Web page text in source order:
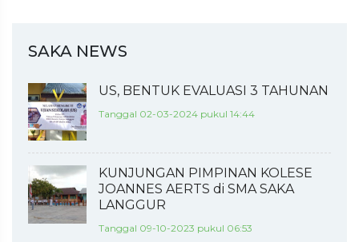
SAKA NEWS
US, BENTUK EVALUASI 3 TAHUNAN
Tanggal 02-03-2024 pukul 14:44
KUNJUNGAN PIMPINAN KOLESE
JOANNES AERTS di SMA SAKA
LANGGUR
Tanggal 09-10-2023 pukul 06:53